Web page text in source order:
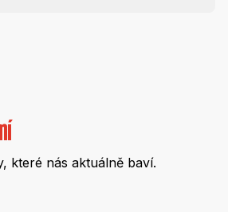
které nás aktuálně baví.